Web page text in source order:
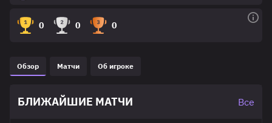
0 0 0
Обзор Матчи Об игроке
БЛИЖАЙШИЕ МАТЧИ Все